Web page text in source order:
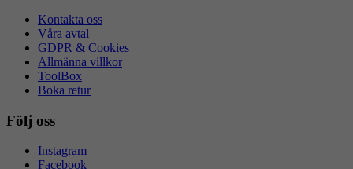
Kontakta oss
Våra avtal
GDPR & Cookies
Allmänna villkor
ToolBox
Boka retur
Följ oss
Instagram
Facebook